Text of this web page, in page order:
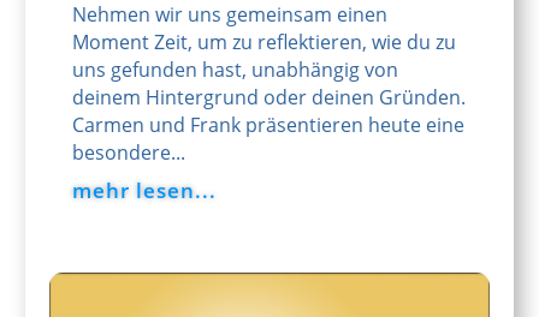
Nehmen wir uns gemeinsam einen
Moment Zeit, um zu reflektieren, wie du zu
uns gefunden hast, unabhängig von
deinem Hintergrund oder deinen Gründen.
Carmen und Frank präsentieren heute eine
besondere...
mehr lesen...